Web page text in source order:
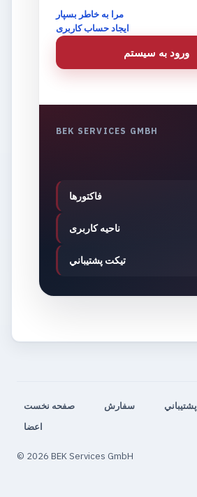
BEK SERVICES GMBH
فاكتورها
ناحیه کاربری
تيكت پشتيباني
مرا به خاطر بسپار
ایجاد حساب کاربری
ورود به سيستم
صفحه نخست سفارش پشتيباني
اعضا
© 2026 BEK Services GmbH